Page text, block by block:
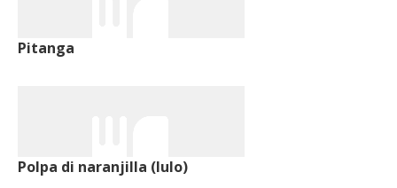
Pitanga
Polpa di naranjilla (lulo)